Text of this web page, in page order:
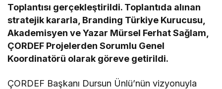
Toplantısı gerçekleştirildi. Toplantıda alınan
stratejik kararla, Branding Türkiye Kurucusu,
Akademisyen ve Yazar Mürsel Ferhat Sağlam,
ÇORDEF Projelerden Sorumlu Genel
Koordinatörü olarak göreve getirildi.
ÇORDEF Başkanı Dursun Ünlü’nün vizyonuyla